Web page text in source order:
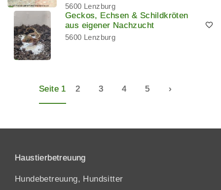
5600 Lenzburg
Geckos, Echsen & Schildkröten
aus eigener Nachzucht
5600 Lenzburg
Seite 1 2 3 4 5 ›
Haustierbetreuung
Hundebetreuung, Hundsitter